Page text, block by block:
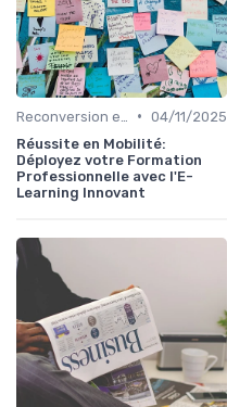
• 04/11/2025
Réussite en Mobilité:
Déployez votre Formation
Professionnelle avec l'E-
Learning Innovant